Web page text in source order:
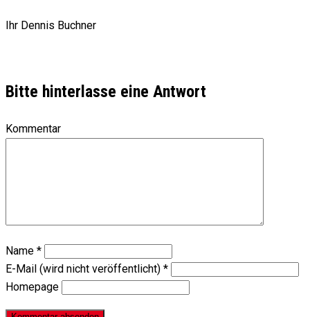
Ihr Dennis Buchner
Bitte hinterlasse eine Antwort
Kommentar
Name *
E-Mail (wird nicht veröffentlicht) *
Homepage